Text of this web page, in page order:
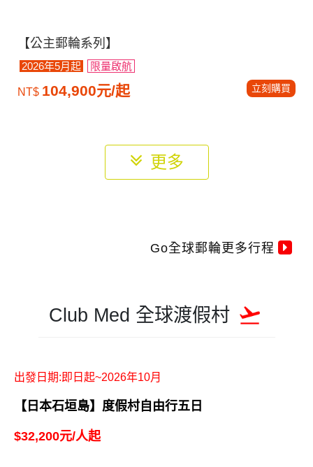
【公主郵輪系列】
2026年5月起 限量啟航
NT$ 104,900元/起 立刻購買
更多
Go全球郵輪更多行程
Club Med 全球渡假村
出發日期:即日起~2026年10月
【日本石垣島】度假村自由行五日
$32,200元/人起